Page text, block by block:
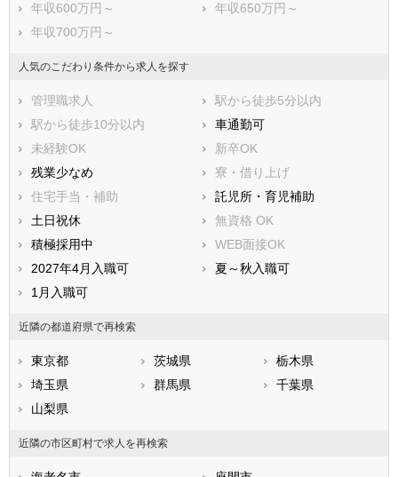
逗子市
三浦市
秦野市
大和市
南足柄市
綾瀬市
三浦郡葉山町
高座郡寒川町
中郡大磯町
中郡二宮町
足柄上郡中井町
足柄上郡大井町
足柄上郡松田町
足柄上郡山北町
足柄上郡開成町
足柄下郡箱根町
足柄下郡真鶴町
足柄下郡湯河原町
愛甲郡愛川町
愛甲郡清川村
年収600万円～
年収650万円～
年収700万円～
人気のこだわり条件から求人を探す
管理職求人
駅から徒歩5分以内
駅から徒歩10分以内
車通勤可
未経験OK
新卒OK
残業少なめ
寮・借り上げ
住宅手当・補助
託児所・育児補助
土日祝休
無資格 OK
積極採用中
WEB面接OK
2027年4月入職可
夏～秋入職可
1月入職可
近隣の都道府県で再検索
東京都 茨城県
栃木県
埼玉県
群馬県
千葉県
山梨県
近隣の市区町村で求人を再検索